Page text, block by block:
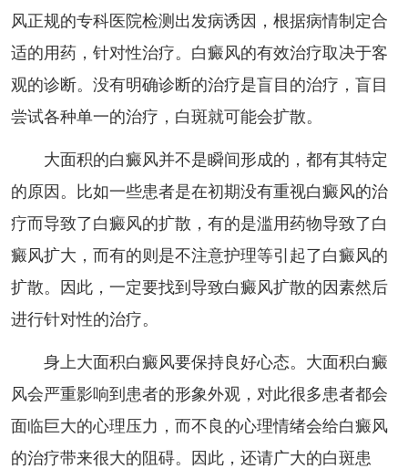
风正规的专科医院检测出发病诱因，根据病情制定合
适的用药，针对性治疗。白癜风的有效治疗取决于客
观的诊断。没有明确诊断的治疗是盲目的治疗，盲目
尝试各种单一的治疗，白斑就可能会扩散。
大面积的白癜风并不是瞬间形成的，都有其特定
的原因。比如一些患者是在初期没有重视白癜风的治
疗而导致了白癜风的扩散，有的是滥用药物导致了白
癜风扩大，而有的则是不注意护理等引起了白癜风的
扩散。因此，一定要找到导致白癜风扩散的因素然后
进行针对性的治疗。
身上大面积白癜风要保持良好心态。大面积白癜
风会严重影响到患者的形象外观，对此很多患者都会
面临巨大的心理压力，而不良的心理情绪会给白癜风
的治疗带来很大的阻碍。因此，还请广大的白斑患